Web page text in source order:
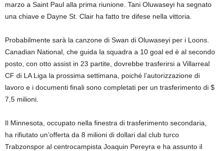
marzo a Saint Paul alla prima riunione. Tani Oluwaseyi ha segnato
una chiave e Dayne St. Clair ha fatto tre difese nella vittoria.
Probabilmente sarà la canzone di Swan di Oluwaseyi per i Loons.
Canadian National, che guida la squadra a 10 goal ed è al secondo
posto, con otto assist in 23 partite, dovrebbe trasferirsi a Villarreal
CF di LA Liga la prossima settimana, poiché l’autorizzazione di
lavoro e i documenti finali sono completati per un trasferimento di $
7,5 milioni.
Il Minnesota, occupato nella finestra di trasferimento secondaria,
ha rifiutato un’offerta da 8 milioni di dollari dal club turco
Trabzonspor al centrocampista Joaquin Pereyra e ha assunto il